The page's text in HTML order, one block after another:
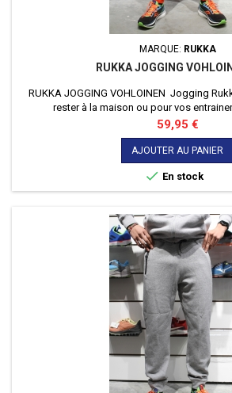
MARQUE: RUKKA
RUKKA JOGGING
RUKKA JOGGING VOHLOINEN Jogging
rester à la maison ou pour vos
Prix
59,95 €
AJOUTER AU PANIER
 En stock